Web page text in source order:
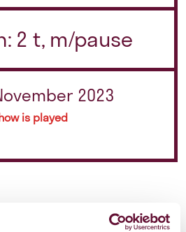
2 t, m/pause
2023
is played